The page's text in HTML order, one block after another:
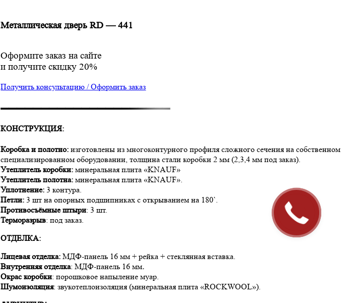
Металлическая дверь RD — 441
▬▬▬▬▬▬▬▬▬▬▬▬▬▬▬▬▬▬▬▬▬
КОНСТРУКЦИЯ:
Коробка и полотно: изготовлены из многоконтурного профиля сложного сечения на собственном
специализированном оборудовании, толщина стали коробки 2 мм (2,3,4 мм под заказ).
Утеплитель коробки: минеральная плита «KNAUF»
Утеплитель полотна: минеральная плита «KNAUF».
Уплотнение:3 контура.
Петли: 3 шт на опорных подшипниках с открыванием на 180`.
Противосъёмные штыри: 3 шт.
Терморазрыв: под заказ.
ОТДЕЛКА:
Лицевая отделка:МДФ-панель 16 мм + рейка + стеклянная вставка.
Внутренняя отделка: МДФ-панель 16 мм.
Окрас коробки: порошковое напыление муар.
Шумоизоляция: звукотеплоизоляция (минеральная плита «ROCKWOOL»).
Оформите заказ на сайте
и получите скидку 20%
Получить консультацию / Оформить заказ
Закажите
звонок!